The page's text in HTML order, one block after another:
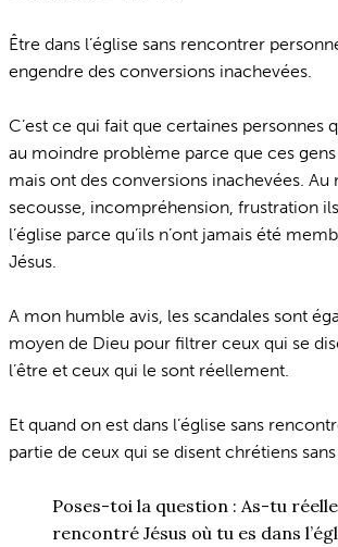
Être dans l’église sans rencontrer
engendre des conversions inachevées.
C’est ce qui fait que certaines personnes
au moindre problème parce que ces gens
mais ont des conversions inachevées. Au
secousse, incompréhension, frustration
l’église parce qu’ils n’ont jamais été
Jésus.
A mon humble avis, les scandales sont
moyen de Dieu pour filtrer ceux qui se
l’être et ceux qui le sont réellement.
Et quand on est dans l’église sans
partie de ceux qui se disent chrétiens sans
Poses-toi la question : As-tu
rencontré Jésus où tu es dans